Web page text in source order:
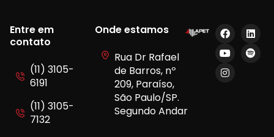
Entre em
contato
(11) 3105-
6191
(11) 3105-
7132
Onde estamos
Rua Dr Rafael
de Barros, nº
209, Paraíso,
São Paulo/SP.
Segundo Andar